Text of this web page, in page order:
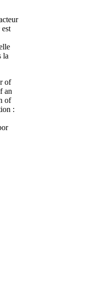
la
of
an
of
: